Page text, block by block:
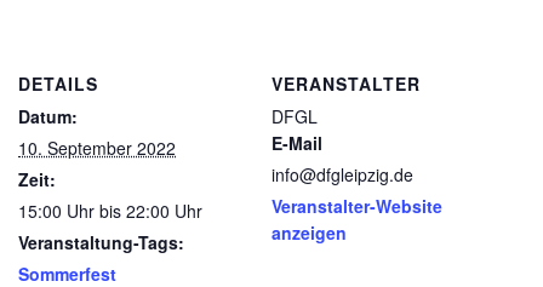
DETAILS
Datum:
10. September 2022
Zeit:
15:00 Uhr bis 22:00 Uhr
Veranstaltung-Tags:
Sommerfest
VERANSTALTER
DFGL
E-Mail
info@dfgleipzig.de
Veranstalter-Website
anzeigen